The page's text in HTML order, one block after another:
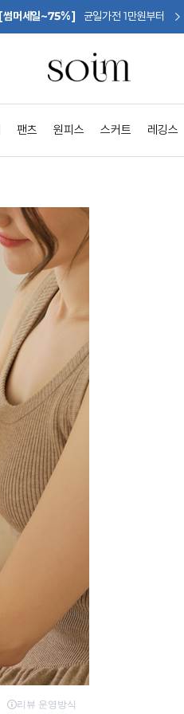
[썸머세일~75%] 균일가전 1만원부터
팬츠 원피스 스커트 레깅스